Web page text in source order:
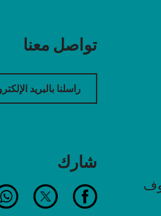
تواصل معنا
راسلنا بالبريد
شارك